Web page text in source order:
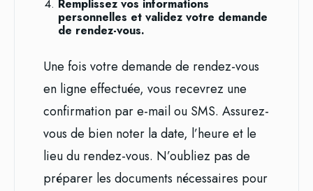
Remplissez vos informations
personnelles et validez votre demande
de rendez-vous.
Une fois votre demande de rendez-vous
en ligne effectuée, vous recevrez une
confirmation par e-mail ou SMS. Assurez-
vous de bien noter la date, l’heure et le
lieu du rendez-vous. N’oubliez pas de
préparer les documents nécessaires pour